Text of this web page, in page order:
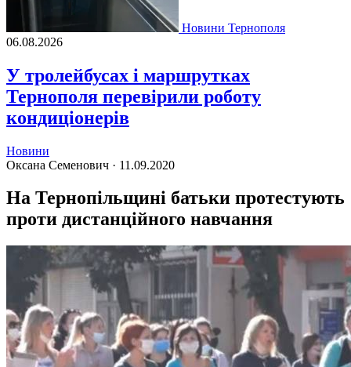
Новини Тернополя
06.08.2026
У тролейбусах і маршрутках
Тернополя перевірили роботу
кондиціонерів
Новини
Оксана Семенович · 11.09.2020
На Тернопільщині батьки протестують
проти дистанційного навчання